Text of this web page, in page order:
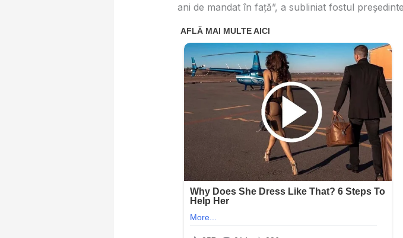
ani de mandat în față”, a subliniat fostul